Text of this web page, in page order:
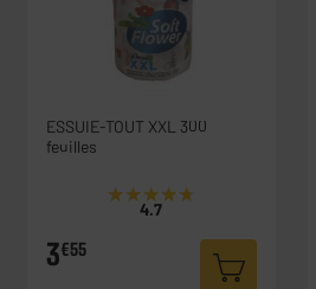
ESSUIE-TOUT XXL 300
feuilles
★★★★★
★★★★★
4.7
3€55